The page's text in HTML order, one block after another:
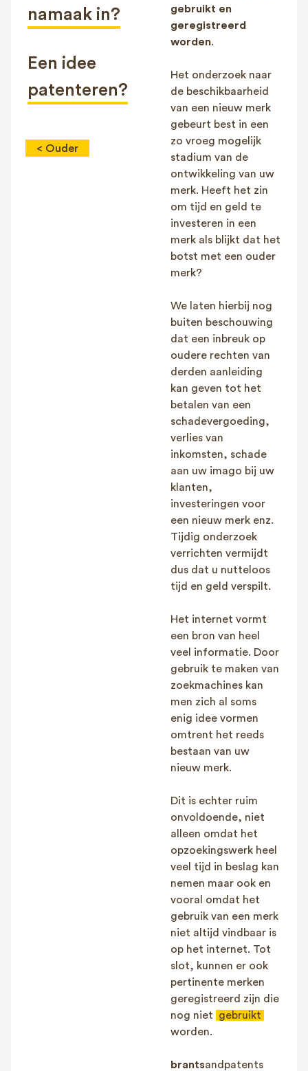
namaak in?
Een idee
patenteren?
< Ouder
gebruikt en
geregistreerd
worden.
Het onderzoek naar
de beschikbaarheid
van een nieuw merk
gebeurt best in een
zo vroeg mogelijk
stadium van de
ontwikkeling van uw
merk. Heeft het zin
om tijd en geld te
investeren in een
merk als blijkt dat het
botst met een ouder
merk?
We laten hierbij nog
buiten beschouwing
dat een inbreuk op
oudere rechten van
derden aanleiding
kan geven tot het
betalen van een
schadevergoeding,
verlies van
inkomsten, schade
aan uw imago bij uw
klanten,
investeringen voor
een nieuw merk enz.
Tijdig onderzoek
verrichten vermijdt
dus dat u nutteloos
tijd en geld verspilt.
Het internet vormt
een bron van heel
veel informatie. Door
gebruik te maken van
zoekmachines kan
men zich al soms
enig idee vormen
omtrent het reeds
bestaan van uw
nieuw merk.
Dit is echter ruim
onvoldoende, niet
alleen omdat het
opzoekingswerk heel
veel tijd in beslag kan
nemen maar ook en
vooral omdat het
gebruik van een merk
niet altijd vindbaar is
op het internet. Tot
slot, kunnen er ook
pertinente merken
geregistreerd zijn die
nog niet
gebruikt
worden.
brantsandpatents